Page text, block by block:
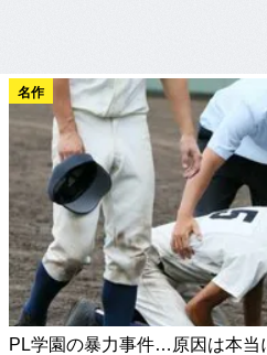
名作
PL学園の暴力事件…原因は本当